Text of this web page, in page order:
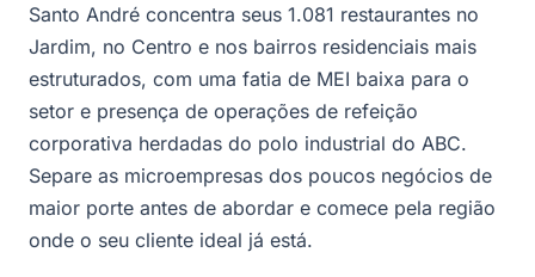
Santo André concentra seus 1.081 restaurantes no
Jardim, no Centro e nos bairros residenciais mais
estruturados, com uma fatia de MEI baixa para o
setor e presença de operações de refeição
corporativa herdadas do polo industrial do ABC.
Separe as microempresas dos poucos negócios de
maior porte antes de abordar e comece pela região
onde o seu cliente ideal já está.